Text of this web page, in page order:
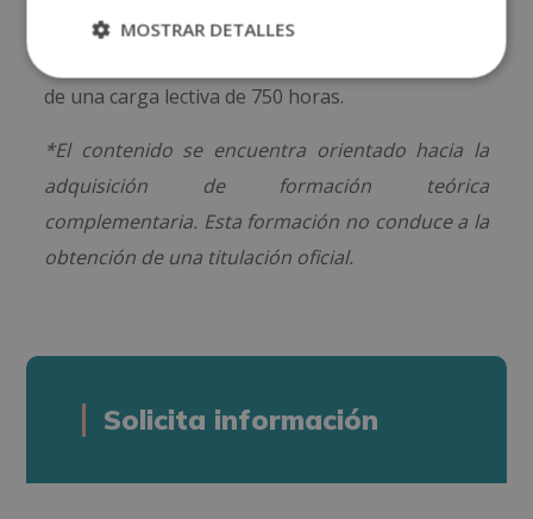
Universidad de Vitoria-Gasteiz que certifica que
de una carga lectiva de 750 horas.
*El contenido se encuentra orientado hacia la
adquisición de formación teórica
complementaria. Esta formación no conduce a la
obtención de una titulación oficial.
Solicita información
MOSTRAR DETALLES